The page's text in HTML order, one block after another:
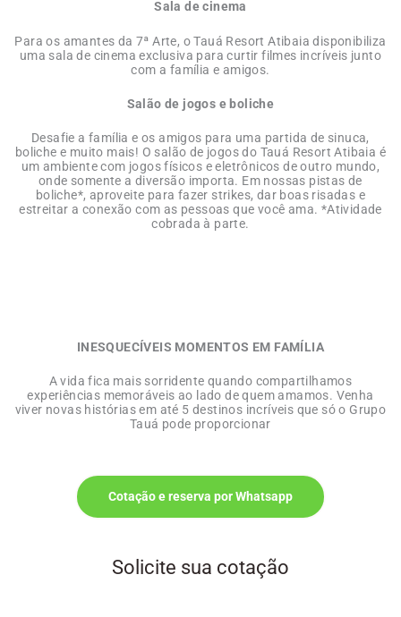
Sala de cinema
Para os amantes da 7ª Arte, o Tauá Resort Atibaia disponibiliza
uma sala de cinema exclusiva para curtir filmes incríveis junto
com a família e amigos.
Salão de jogos e boliche
Desafie a família e os amigos para uma partida de sinuca,
boliche e muito mais! O salão de jogos do Tauá Resort Atibaia é
um ambiente com jogos físicos e eletrônicos de outro mundo,
onde somente a diversão importa. Em nossas pistas de
boliche*, aproveite para fazer strikes, dar boas risadas e
estreitar a conexão com as pessoas que você ama. *Atividade
cobrada à parte.
INESQUECÍVEIS MOMENTOS EM FAMÍLIA
A vida fica mais sorridente quando compartilhamos
experiências memoráveis ao lado de quem amamos. Venha
viver novas histórias em até 5 destinos incríveis que só o Grupo
Tauá pode proporcionar
Cotação e reserva por Whatsapp
Solicite sua cotação